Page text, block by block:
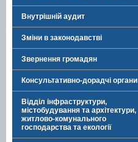
Внутрішній аудит
Зміни в законодавстві
Звернення громадян
Консультативно-дорадчі органи
Відділ інфраструктури,
містобудування та архітектури,
житлово-комунального
господарства та екології